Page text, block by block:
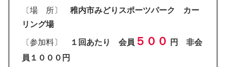
〔場 所〕 稚内市みどりスポーツパーク カー
リング場
〔参加料〕 １回あたり 会員 ５００
円 非会
員１０００円